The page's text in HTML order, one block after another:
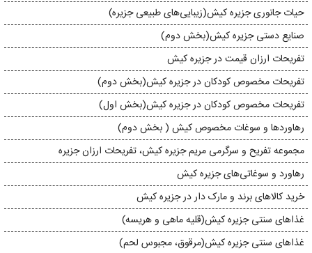
حیات جانوری جزیره‌ کیش(زیبایی‌های طبیعی جزیره)
صنایع دستی جزیره کیش(بخش دوم)
تفریحات ارزان قیمت در جزیره‌ کیش
تفریحات مخصوص کودکان در جزیره کیش(بخش دوم)
تفریحات مخصوص کودکان در جزیره کیش(بخش اول)
رهاوردها و سوغات مخصوص کیش ( بخش دوم)
مجموعه تفریح و سرگرمی مریم جزیره کیش، تفریحات ارزان جزیره
رهاورد و سوغاتی‌های جزیره‌ کیش
خرید کالاهای برند و مارک دار در جزیره‌ کیش
غذاهای سنتی جزیره‌ کیش(قلیه ماهی و هریسه)
غذاهای سنتی جزیره کیش(مرقوق، مجبوس لحم)